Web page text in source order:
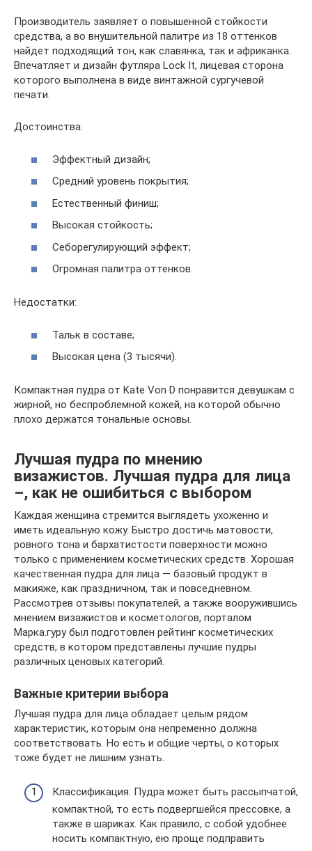
Производитель заявляет о повышенной стойкости
средства, а во внушительной палитре из 18 оттенков
найдет подходящий тон, как славянка, так и африканка.
Впечатляет и дизайн футляра Lock It, лицевая сторона
которого выполнена в виде винтажной сургучевой
печати.
Достоинства:
Эффектный дизайн;
Средний уровень покрытия;
Естественный финиш;
Высокая стойкость;
Себорегулирующий эффект;
Огромная палитра оттенков.
Недостатки:
Тальк в составе;
Высокая цена (3 тысячи).
Компактная пудра от Kate Von D понравится девушкам с
жирной, но беспроблемной кожей, на которой обычно
плохо держатся тональные основы.
Лучшая пудра по мнению
визажистов. Лучшая пудра для лица
–, как не ошибиться с выбором
Каждая женщина стремится выглядеть ухоженно и
иметь идеальную кожу. Быстро достичь матовости,
ровного тона и бархатистости поверхности можно
только с применением косметических средств. Хорошая
качественная пудра для лица — базовый продукт в
макияже, как праздничном, так и повседневном.
Рассмотрев отзывы покупателей, а также вооружившись
мнением визажистов и косметологов, порталом
Марка.гуру был подготовлен рейтинг косметических
средств, в котором представлены лучшие пудры
различных ценовых категорий.
Важные критерии выбора
Лучшая пудра для лица обладает целым рядом
характеристик, которым она непременно должна
соответствовать. Но есть и общие черты, о которых
тоже будет не лишним узнать.
Классификация. Пудра может быть рассыпчатой,
компактной, то есть подвергшейся прессовке, а
также в шариках. Как правило, с собой удобнее
носить компактную, ею проще подправить